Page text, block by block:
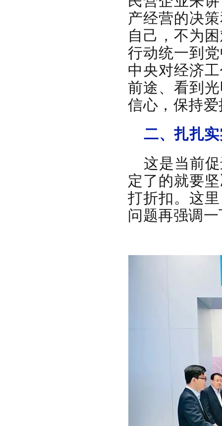
产经营的决
自己，不为
行动统一到
中央对经济
前途、看到
信心，保持
二、扎扎
这是当前
定了的就要
打折扣。这
问题再强调